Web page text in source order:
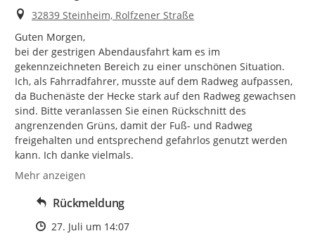
Ort
32839 Steinheim, Rolfzener Straße
Guten Morgen,
bei der gestrigen Abendausfahrt kam es im
gekennzeichneten Bereich zu einer unschönen Situation.
Ich, als Fahrradfahrer, musste auf dem Radweg aufpassen,
da Buchenäste der Hecke stark auf den Radweg gewachsen
sind. Bitte veranlassen Sie einen Rückschnitt des
angrenzenden Grüns, damit der Fuß- und Radweg
freigehalten und entsprechend gefahrlos genutzt werden
kann. Ich danke vielmals.
Mehr anzeigen
Rückmeldung
Zeitpunkt des Erstellens
27. Juli um 14:07